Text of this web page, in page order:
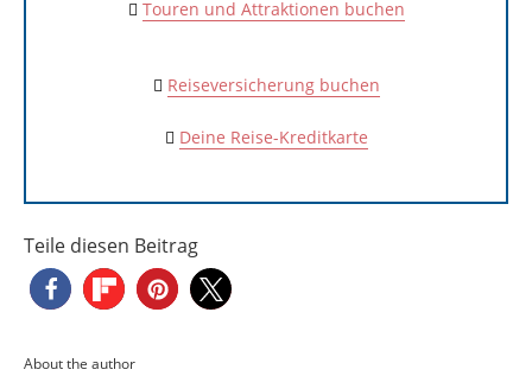
Deine Reise-Kreditkarte
About the author
Kathleen
Sturm erobert – von den Lichtern der Megacitys bis